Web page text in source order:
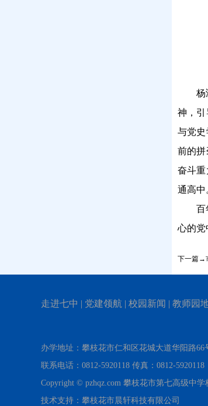
杨
神，
与党
前的
奋斗
通高中
百
心的党
下一篇→
走进七中 | 党建领航 | 校园新闻 | 教师园
办学地址：攀枝花市仁和区花城大道华阳路
联系电话：0812-5920118 传真：0812-5920118
Copyright © pzhqz.com 攀枝花市第七高级中学
技术支持：攀枝花市晨轩科技有限公司